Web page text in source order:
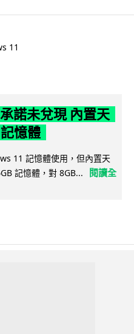
11
諾未兌現 內置天
憶體
11 記憶體使用，但內置天
記憶體，對 8GB...
閱讀全